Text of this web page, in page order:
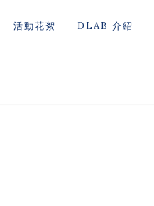
活動花絮 DLAB 介紹